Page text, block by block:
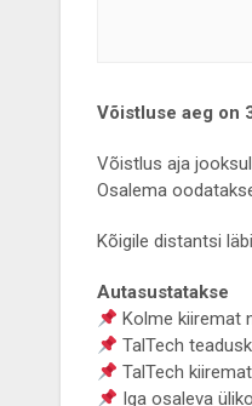
Võistluse aeg on
Võistlus aja
Osalema
Kõigile distantsi
Autasustatakse
Kolme kiiremat
TalTech
TalTech
Iga osaleva